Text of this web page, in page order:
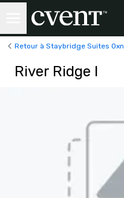
Retour à Staybridge Suites
River Ridge I